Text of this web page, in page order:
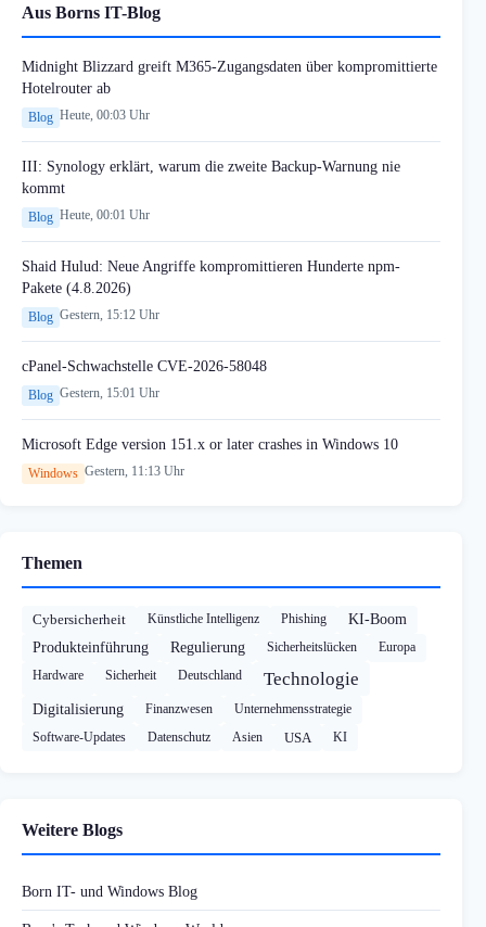
Aus Borns IT-Blog
Midnight Blizzard greift M365-Zugangsdaten über kompromittierte
Hotelrouter ab
Blog Heute, 00:03 Uhr
III: Synology erklärt, warum die zweite Backup-Warnung nie
kommt
Blog Heute, 00:01 Uhr
Shaid Hulud: Neue Angriffe kompromittieren Hunderte npm-
Pakete (4.8.2026)
Blog Gestern, 15:12 Uhr
cPanel-Schwachstelle CVE-2026-58048
Blog Gestern, 15:01 Uhr
Microsoft Edge version 151.x or later crashes in Windows 10
Windows Gestern, 11:13 Uhr
Themen
Cybersicherheit Künstliche Intelligenz Phishing
KI-Boom
Produkteinführung
Regulierung Sicherheitslücken
Europa
Hardware
Sicherheit Deutschland Technologie
Digitalisierung Finanzwesen
Unternehmensstrategie
Software-Updates
Datenschutz Asien USA KI
Weitere Blogs
Born IT- und Windows Blog